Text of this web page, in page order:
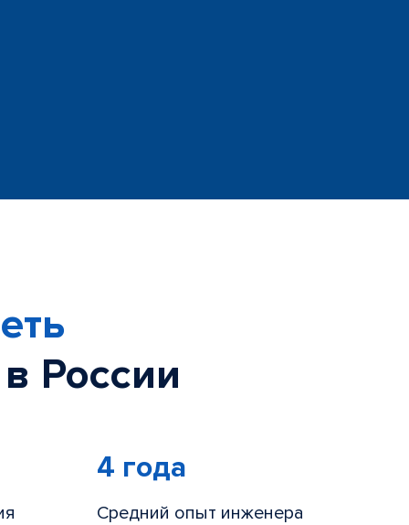
России
4 года
Средний опыт инженера